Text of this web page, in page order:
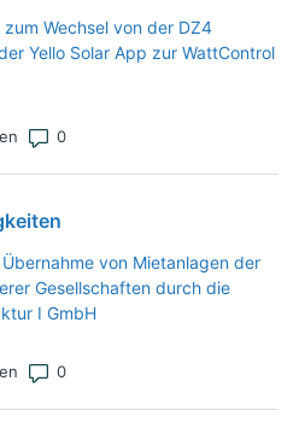
Wechsel von der DZ4
Yello Solar App zur WattControl
Anzahl von Kommentaren: 0
von Mietanlagen der
Gesellschaften durch die
I GmbH
Anzahl von Kommentaren: 0